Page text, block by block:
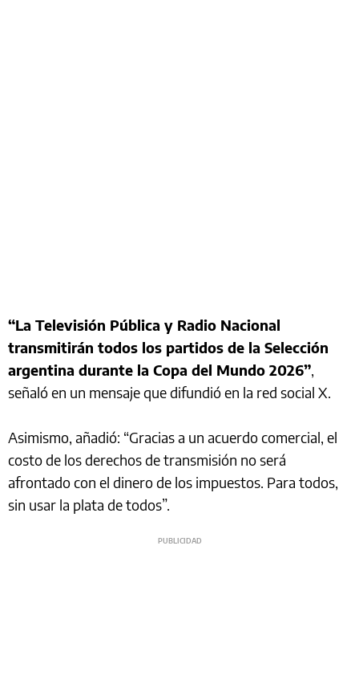
“La Televisión Pública y Radio Nacional
transmitirán todos los partidos de la Selección
argentina durante la Copa del Mundo 2026”,
señaló en un mensaje que difundió en la red social X.
Asimismo, añadió: “Gracias a un acuerdo comercial, el
costo de los derechos de transmisión no será
afrontado con el dinero de los impuestos. Para todos,
sin usar la plata de todos”.